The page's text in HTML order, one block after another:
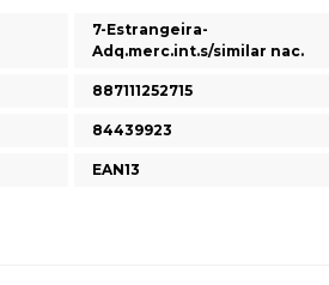
7-Estrangeira-
Adq.merc.int.s/similar nac.
887111252715
84439923
EAN13